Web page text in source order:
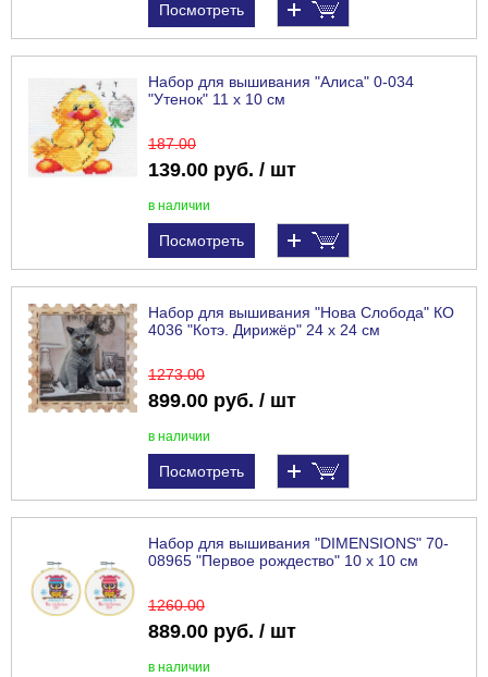
Посмотреть
Набор для вышивания "Алиса" 0-034
"Утенок" 11 х 10 см
187.00
139.00 руб. / шт
в наличии
Посмотреть
Набор для вышивания "Нова Слобода" КО
4036 "Котэ. Дирижёр" 24 х 24 см
1273.00
899.00 руб. / шт
в наличии
Посмотреть
Набор для вышивания "DIMENSIONS" 70-
08965 "Первое рождество" 10 x 10 см
1260.00
889.00 руб. / шт
в наличии